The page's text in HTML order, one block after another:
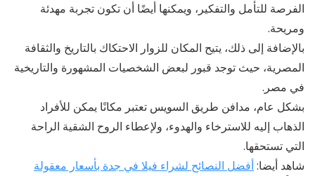
الفرصة للتأمل والتفكير، ويمكنها أيضًا أن تكون تجربة مهدئة
ومريحة.
بالإضافة إلى ذلك، يتيح المكان للزوار الاحتكاك بالتاريخ والثقافة
المصرية، حيث توجد قبور لبعض الشخصيات المشهورة والتاريخية
في مصر.
بشكل عام، مدافن طريق السويس تعتبر مكانًا يمكن للأفراد
الذهاب إليه للاسترخاء والهدوء، ولإعطاء الروح الشقية الراحة
التي تستحقها.
شاهد أيضا:أفضل النصائح لشراء فيلا في جدة بأسعار معقولة